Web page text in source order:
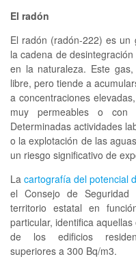
El radón
El radón (radón-222) es un
la cadena de
en la naturaleza. Este
libre, pero tiende a
a concentraciones
muy permeables o con
Determinadas actividades
o la explotación de las
un riesgo significativo de
La cartografía del potencial
el Consejo de Seguridad
territorio estatal en
particular, identifica
de los edificios
superiores a 300 Bq/m3.